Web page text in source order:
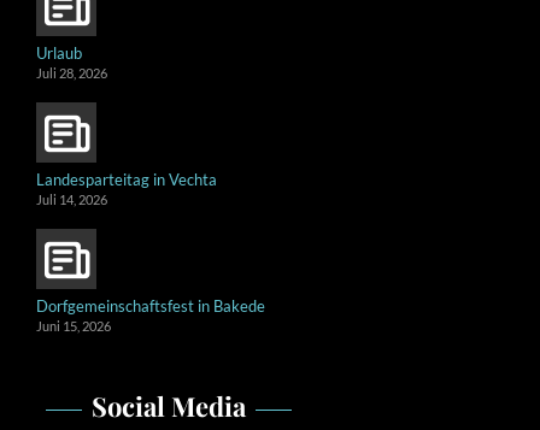
Urlaub
Juli 28, 2026
Landesparteitag in Vechta
Juli 14, 2026
Dorfgemeinschaftsfest in Bakede
Juni 15, 2026
Social Media